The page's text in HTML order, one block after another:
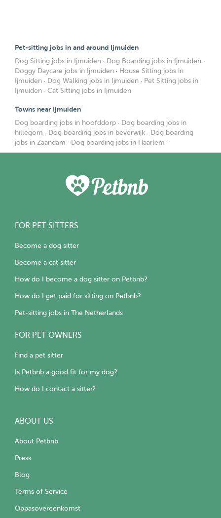
Pet-sitting jobs in and around Ijmuiden
Dog Sitting jobs in Ijmuiden · Dog Boarding jobs in Ijmuiden ·
Doggy Daycare jobs in Ijmuiden · House Sitting jobs in
Ijmuiden · Dog Walking jobs in Ijmuiden · Pet Sitting jobs in
Ijmuiden · Cat Sitting jobs in Ijmuiden
Towns near Ijmuiden
Dog boarding jobs in hoofddorp · Dog boarding jobs in
hillegom · Dog boarding jobs in beverwijk · Dog boarding
jobs in Zaandam · Dog boarding jobs in Haarlem ·
FOR PET SITTERS
Become a dog sitter
Become a cat sitter
How do I become a dog sitter on Petbnb?
How do I get paid for sitting on Petbnb?
Pet-sitting jobs in The Netherlands
FOR PET OWNERS
Find a pet sitter
Is Petbnb a good fit for my dog?
How do I contact a sitter?
ABOUT US
About Petbnb
Press
Blog
Terms of Service
Oppasovereenkomst